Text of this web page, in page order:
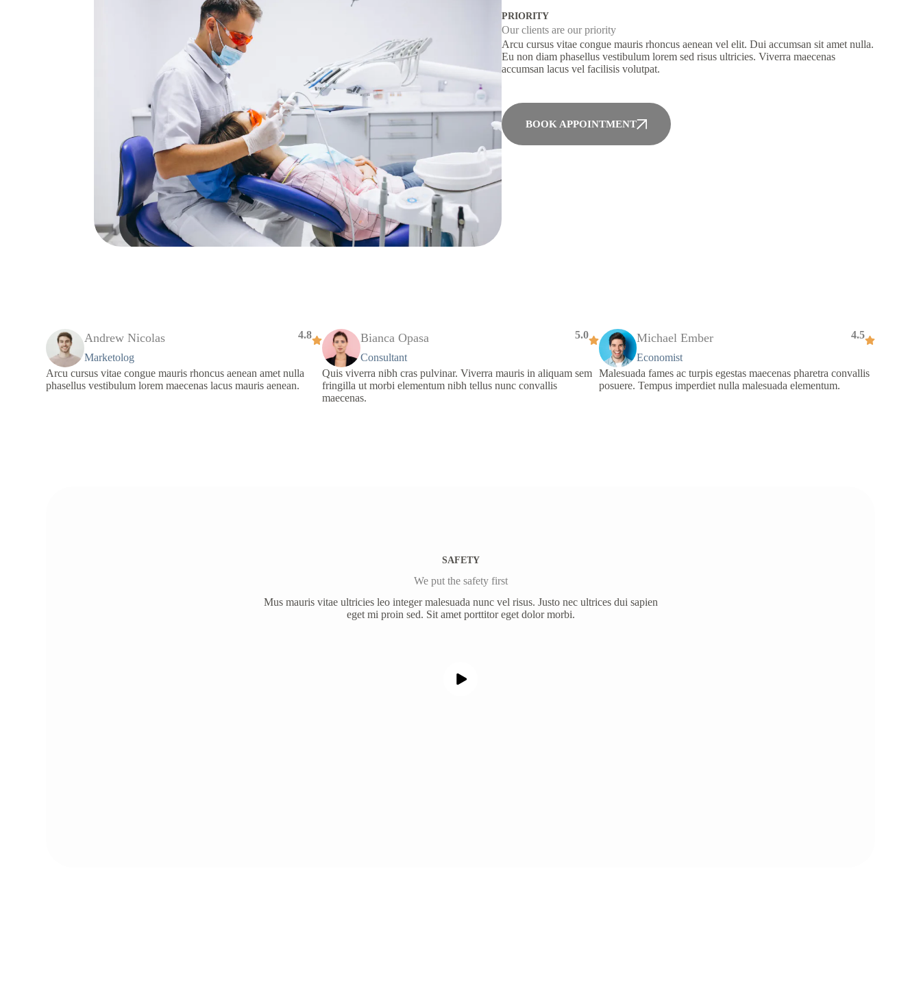
PRIORITY
Our clients are our priority
Arcu cursus vitae congue mauris rhoncus aenean vel elit. Dui accumsan sit amet nulla.
Eu non diam phasellus vestibulum lorem sed risus ultricies. Viverra maecenas
accumsan lacus vel facilisis volutpat.
BOOK APPOINTMENT
Andrew Nicolas
4.8
Marketolog
Arcu cursus vitae congue mauris rhoncus aenean amet nulla
phasellus vestibulum lorem maecenas lacus mauris aenean.
Bianca Opasa
5.0
Consultant
Quis viverra nibh cras pulvinar. Viverra mauris in aliquam sem
fringilla ut morbi elementum nibh tellus nunc convallis
maecenas.
Michael Ember
4.5
Economist
Malesuada fames ac turpis egestas maecenas pharetra convallis
posuere. Tempus imperdiet nulla malesuada elementum.
SAFETY
We put the safety first
Mus mauris vitae ultricies leo integer malesuada nunc vel risus. Justo nec ultrices dui sapien
eget mi proin sed. Sit amet porttitor eget dolor morbi.